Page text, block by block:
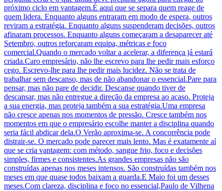
próximo ciclo em vantagem.É aqui que se separa quem reage de
quem lidera. Enquanto alguns entraram em modo de espera, outros
reviram a estratégia. Enquanto alguns suspenderam decisões, outros
afinaram processos. Enquanto alguns começaram a desaparecer até
Setembro, outros reforçaram equipa, métricas e foco
comercial.Quando o mercado voltar a acelerar, a diferença já estará
criada.Caro empresário, não lhe escrevo para lhe pedir mais esforço
cego. Escrevo-lhe para lhe pedir mais lucidez. Não se trata de
trabalhar sem descanso, mas de não abandonar o essencial.Pare para
pensar, mas não pare de decidir. Descanse quando tiver de
descansar, mas não entregue a direção da empresa ao acaso. Proteja
a sua energia, mas proteja também a sua estratégia.Uma empresa
não cresce apenas nos momentos de pressão. Cresce também nos
momentos em que o empresário escolhe manter a disciplina quando
seria fácil abdicar dela.O Verão aproxima-se. A concorrência pode
distrair-se. O mercado pode parecer mais lento. Mas é exatamente aí
que se cria vantagem: com método, sangue frio, foco e decisões
simples, firmes e consistentes.As grandes empresas não são
construídas apenas nos meses intensos. São construídas também nos
meses em que quase todos baixam a guarda.E Maio foi um desses
meses.Com clareza, disciplina e foco no essencial,Paulo de Vilhena